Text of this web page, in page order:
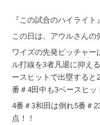
『この試合のハイライト』
この日は、アウルさんの
ワイズの先発ピッチャー
ル打線を3者凡退に抑え
ースヒットで出塁すると
番＃4田中も3ベースヒッ
4番＃3和田は倒れ5番＃
点！！